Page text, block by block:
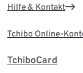
Hilfe & Kontakt
Tchibo Online-
TchiboCard